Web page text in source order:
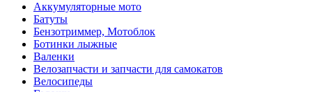
Аккумуляторные мото
Батуты
Бензотриммер, Мотоблок
Ботинки лыжные
Валенки
Велозапчасти и запчасти для самокатов
Велосипеды